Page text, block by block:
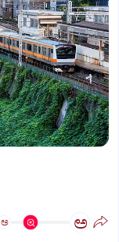
ಅ ಅ